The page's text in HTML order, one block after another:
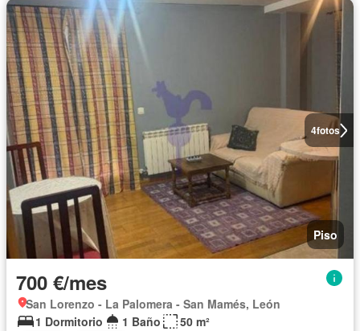
4fotos
Piso
700 €/mes
San Lorenzo - La Palomera - San Mamés, León
1 Dormitorio
1 Baño
50 m²